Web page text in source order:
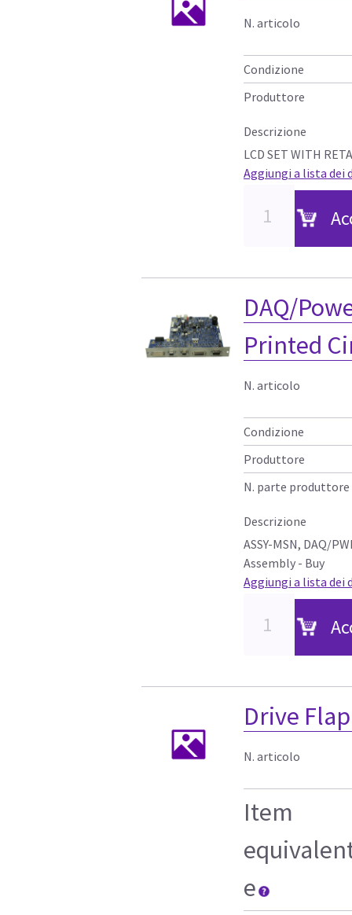
N. articolo
Condizione
Produttore
Descrizione
LCD SET WITH
Aggiungi a lista dei
DAQ/
Printed
N. articolo
Condizione
Produttore
N. parte produttore
Descrizione
ASSY-MSN, DAQ/
Assembly - Buy
Aggiungi a lista dei
Drive
N. articolo
Item
e